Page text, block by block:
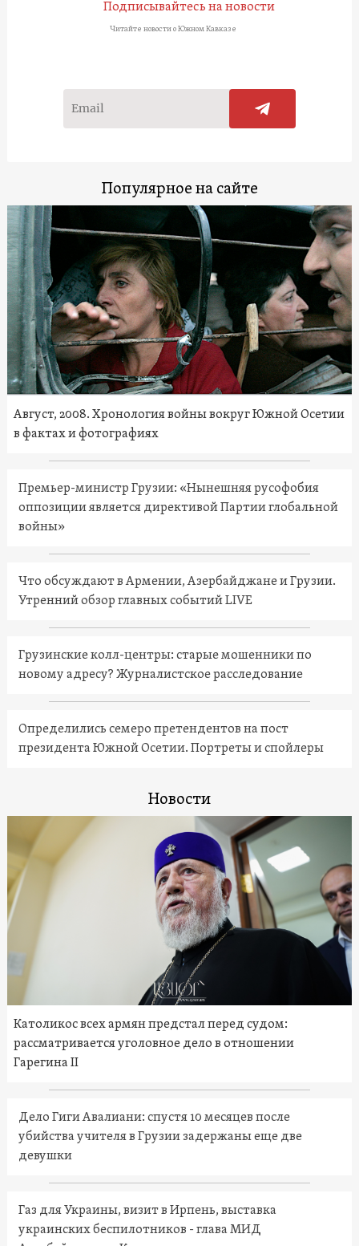
Подписывайтесь на новости
Читайте новости о Южном Кавказе
Популярное на сайте
Август, 2008. Хронология войны вокруг Южной Осетии
в фактах и фотографиях
Премьер-министр Грузии: «Нынешняя русофобия
оппозиции является директивой Партии глобальной
войны»
Что обсуждают в Армении, Азербайджане и Грузии.
Утренний обзор главных событий LIVE
Грузинские колл-центры: старые мошенники по
новому адресу? Журналистское расследование
Определились семеро претендентов на пост
президента Южной Осетии. Портреты и спойлеры
Новости
Католикос всех армян предстал перед судом:
рассматривается уголовное дело в отношении
Гарегина II
Дело Гиги Авалиани: спустя 10 месяцев после
убийства учителя в Грузии задержаны еще две
девушки
Газ для Украины, визит в Ирпень, выставка
украинских беспилотников - глава МИД